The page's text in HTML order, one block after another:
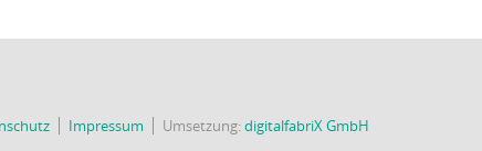
Impressum Umsetzung:digitalfabriX GmbH